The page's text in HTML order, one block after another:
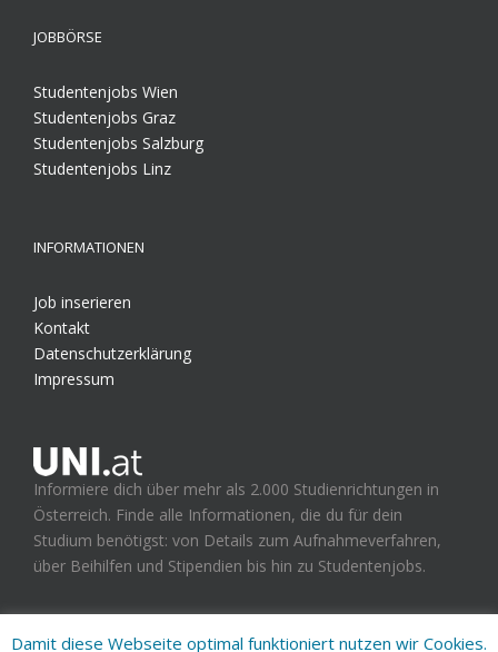
JOBBÖRSE
Studentenjobs Wien
Studentenjobs Graz
Studentenjobs Salzburg
Studentenjobs Linz
INFORMATIONEN
Job inserieren
Kontakt
Datenschutzerklärung
Impressum
Informiere dich über mehr als 2.000 Studienrichtungen in
Österreich. Finde alle Informationen, die du für dein
Studium benötigst: von Details zum Aufnahmeverfahren,
über Beihilfen und Stipendien bis hin zu Studentenjobs.
Damit diese Webseite optimal funktioniert nutzen wir Cookies.